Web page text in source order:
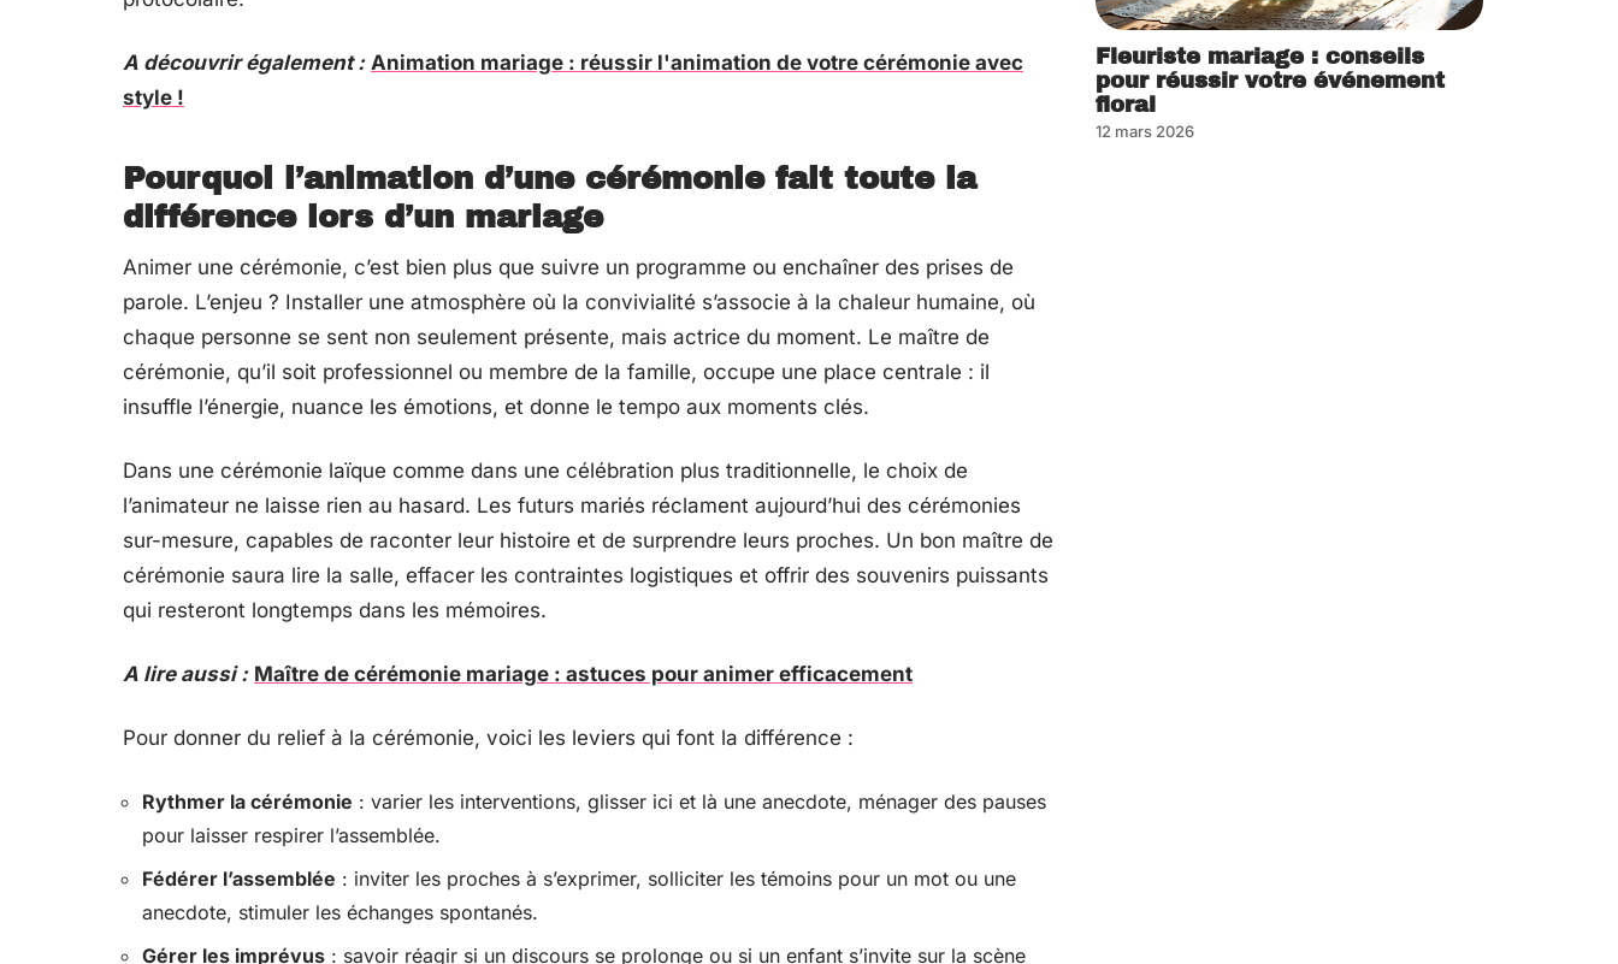
A découvrir également : Animation mariage : réussir l'animation de votre cérémonie avec
style !
Pourquoi l’animation d’une cérémonie fait toute la
différence lors d’un mariage
Animer une cérémonie, c’est bien plus que suivre un programme ou enchaîner des prises de
parole. L’enjeu ? Installer une atmosphère où la convivialité s’associe à la chaleur humaine, où
chaque personne se sent non seulement présente, mais actrice du moment. Le maître de
cérémonie, qu’il soit professionnel ou membre de la famille, occupe une place centrale : il
insuffle l’énergie, nuance les émotions, et donne le tempo aux moments clés.
Dans une cérémonie laïque comme dans une célébration plus traditionnelle, le choix de
l’animateur ne laisse rien au hasard. Les futurs mariés réclament aujourd’hui des cérémonies
sur-mesure, capables de raconter leur histoire et de surprendre leurs proches. Un bon maître de
cérémonie saura lire la salle, effacer les contraintes logistiques et offrir des souvenirs puissants
qui resteront longtemps dans les mémoires.
A lire aussi : Maître de cérémonie mariage : astuces pour animer efficacement
Pour donner du relief à la cérémonie, voici les leviers qui font la différence :
Rythmer la cérémonie : varier les interventions, glisser ici et là une anecdote, ménager des pauses
pour laisser respirer l’assemblée.
Fédérer l’assemblée : inviter les proches à s’exprimer, solliciter les témoins pour un mot ou une
anecdote, stimuler les échanges spontanés.
Gérer les imprévus : savoir réagir si un discours se prolonge ou si un enfant s’invite sur la scène
Fleuriste mariage : conseils
pour réussir votre événement
floral
12 mars 2026